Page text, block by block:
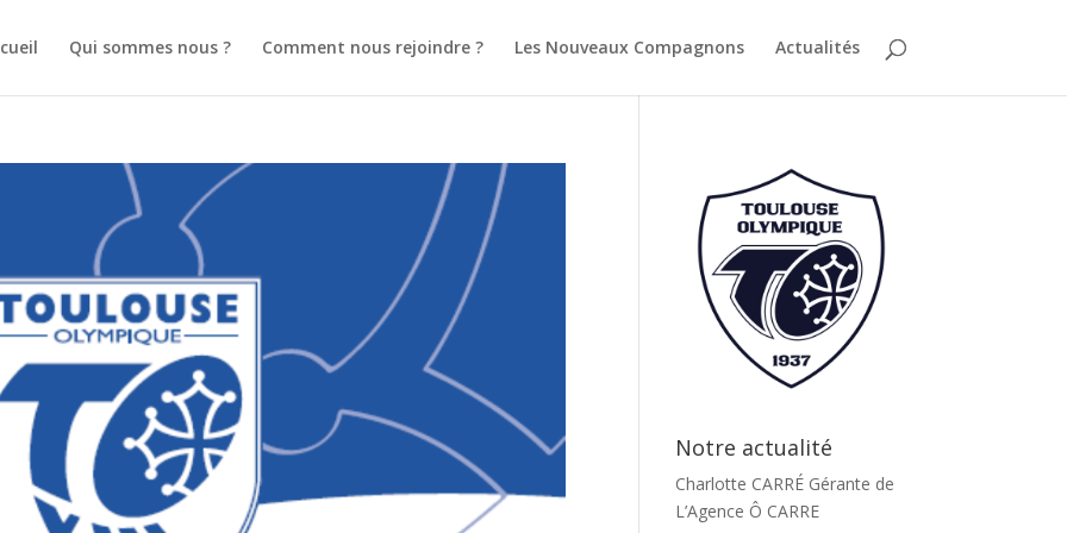
Qui sommes nous ? Comment nous rejoindre ? Les Nouveaux Compagnons Actualités
Notre actualité
Charlotte CARRÉ Gérante de
L’Agence Ô CARRE